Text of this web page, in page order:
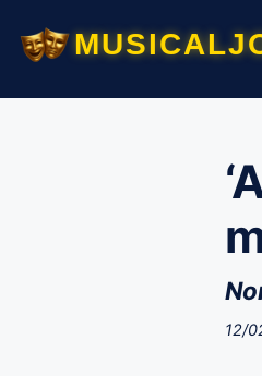
12/